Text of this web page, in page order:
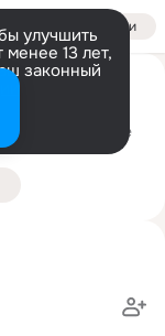
Войти
улучшить
13 лет,
законный
Подробнее